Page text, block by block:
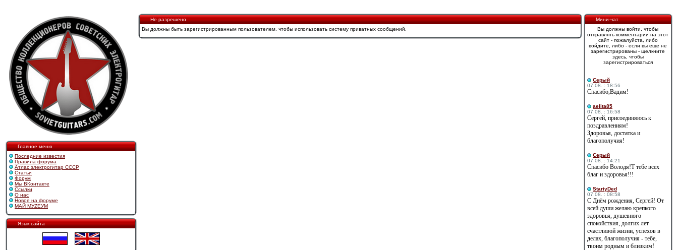
Главное меню
Последние известия
Правила форума
Атлас электрогитар СССР
Статьи
Форум
Мы ВКонтакте
Ссылки
О нас
Новое на форуме
МАЙ МУZЕУМ
Язык сайта
Не разрешено
Вы должны быть зарегистрированным пользователем, чтобы использовать систему приватных сообщений.
Мини-чат
Вы должны войти, чтобы
отправлять комментарии на этот
сайт - пожалуйста, либо
войдите, либо - если вы еще не
зарегистрированы - щелкните
здесь, чтобы
зарегистрироваться
Cерый
07.08. : 18:56
Спасибо,Вадим!
aelita85
07.08. : 16:58
Сергей, присоединяюсь к
поздравлениям!
Здоровья, достатка и
благополучия!
Cерый
07.08. : 14:21
Спасибо Володя!Т тебе всех
благ и здоровья!!!
StariyDed
07.08. : 08:58
С Днём рождения, Сергей! От
всей души желаю крепкого
здоровья, душевного
спокойствия, долгих лет
счастливой жизни, успехов в
делах, благополучия - тебе,
твоим родным и близким!